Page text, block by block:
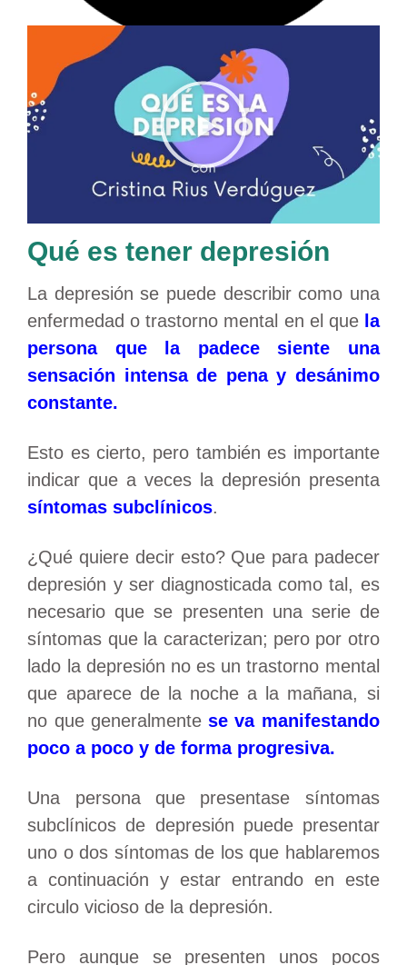
Qué es tener depresión
La depresión se puede describir como una
enfermedad o trastorno mental en el que la
persona que la padece siente una
sensación intensa de pena y desánimo
constante.
Esto es cierto, pero también es importante
indicar que a veces la depresión presenta
síntomas subclínicos.
¿Qué quiere decir esto? Que para padecer
depresión y ser diagnosticada como tal, es
necesario que se presenten una serie de
síntomas que la caracterizan; pero por otro
lado la depresión no es un trastorno mental
que aparece de la noche a la mañana, si
no que generalmentese va manifestando
poco a poco y de forma progresiva.
Una persona que presentase síntomas
subclínicos de depresión puede presentar
uno o dos síntomas de los que hablaremos
a continuación y estar entrando en este
circulo vicioso de la depresión.
Pero aunque se presenten unos pocos